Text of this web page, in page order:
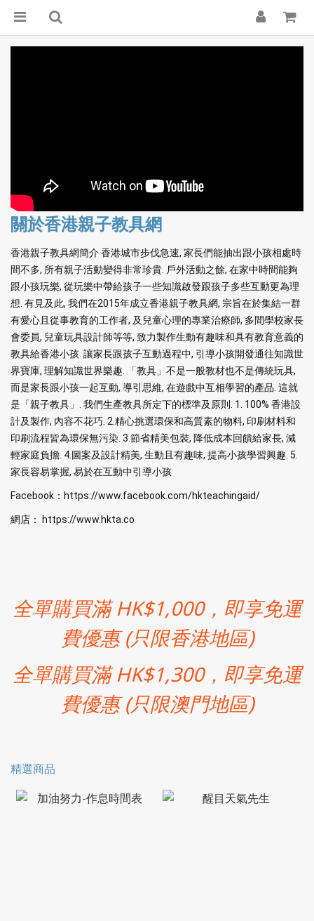
關於香港親子教具網
香港親子教具網簡介 香港城市步伐急速, 家長們能抽出跟小孩相處時
間不多, 所有親子活動變得非常珍貴. 戶外活動之餘, 在家中時間能夠
跟小孩玩樂, 從玩樂中帶給孩子一些知識啟發跟孩子多些互動更為理
想. 有見及此, 我們在2015年成立香港親子教具網, 宗旨在於集結一群
有愛心且從事教育的工作者, 及兒童心理的專業治療師, 多間學校家長
會委員, 兒童玩具設計師等等, 致力製作生動有趣味和具有教育意義的
教具給香港小孩. 讓家長跟孩子互動過程中, 引導小孩開發通往知識世
界寶庫, 理解知識世界樂趣. 「教具」不是一般教材也不是傳統玩具,
而是家長跟小孩一起互動, 導引思維, 在遊戲中互相學習的產品. 這就
是「親子教具」. 我們生產教具所定下的標準及原則. 1. 100% 香港設
計及製作, 內容不花巧. 2.精心挑選環保和高質素的物料, 印刷材料和
印刷流程皆為環保無污染. 3.節省精美包裝, 降低成本回饋給家長, 減
輕家庭負擔. 4.圖案及設計精美, 生動且有趣味, 提高小孩學習興趣. 5.
家長容易掌握, 易於在互動中引導小孩
Facebook： https://www.facebook.com/hkteachingaid/
網店： https://www.hkta.co
全單購買滿 HK$1,000，即享免運
費優惠 (只限香港地區)
全單購買滿 HK$1,300，即享免運
費優惠 (只限澳門地區)
精選商品